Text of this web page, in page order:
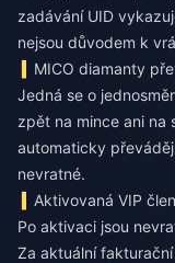
zadávání UID
nejsou důvodem k
MICO diamanty
Jedná se o
zpět na mince ani na
automaticky
nevratné.
Aktivovaná VIP
Po aktivaci jsou
Za aktuální